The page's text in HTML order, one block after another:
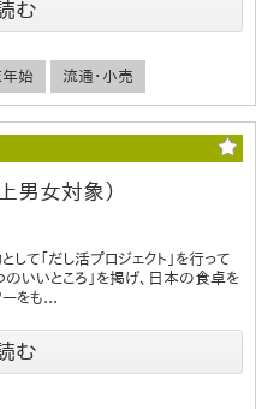
む
始 流通・小売
男女対象）
て「だし活プロジェクト」を行って
のいいところ」を掲げ、日本の食卓を
ーをも...
む